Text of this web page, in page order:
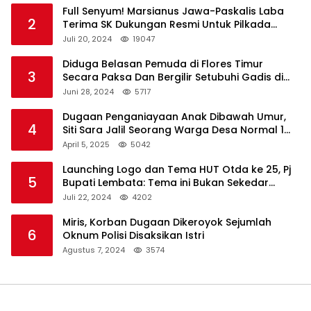
2
Full Senyum! Marsianus Jawa-Paskalis Laba
Terima SK Dukungan Resmi Untuk Pilkada
Lembata
Juli 20, 2024 19047
3
Diduga Belasan Pemuda di Flores Timur
Secara Paksa Dan Bergilir Setubuhi Gadis di
Bawah Umur
Juni 28, 2024 5717
4
Dugaan Penganiayaan Anak Dibawah Umur,
Siti Sara Jalil Seorang Warga Desa Normal 1
Melapor ke Polisi
April 5, 2025 5042
5
Launching Logo dan Tema HUT Otda ke 25, Pj
Bupati Lembata: Tema ini Bukan Sekedar
Refleksi Semalam
Juli 22, 2024 4202
6
Miris, Korban Dugaan Dikeroyok Sejumlah
Oknum Polisi Disaksikan Istri
Agustus 7, 2024 3574